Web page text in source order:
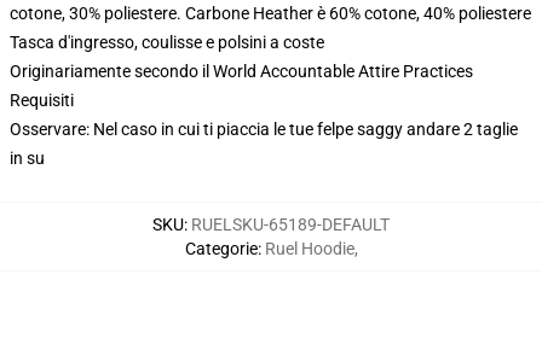
cotone, 30% poliestere. Carbone Heather è 60% cotone, 40% poliestere
Tasca d'ingresso, coulisse e polsini a coste
Originariamente secondo il World Accountable Attire Practices
Requisiti
Osservare: Nel caso in cui ti piaccia le tue felpe saggy andare 2 taglie
in su
SKU: RUELSKU-65189-DEFAULT
Categorie: Ruel Hoodie,